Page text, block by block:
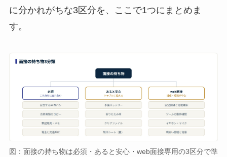
に分かれがちな3区分を、ここで1つにまとめま
す。
図：面接の持ち物は必須・あると安心・web面接専用の3区分で準